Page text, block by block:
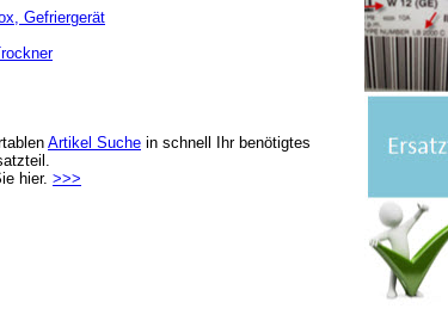
Gefriergerät
Artikel Suche in schnell Ihr benötigtes
hier. >>>